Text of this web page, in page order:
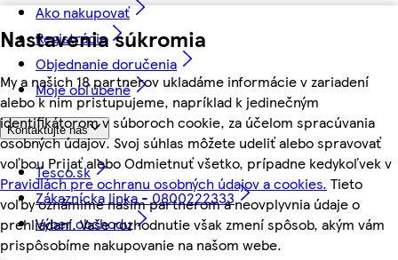
Nastavenia súkromia
My a našich 18 partnerov ukladáme informácie v zariadení
alebo k nim pristupujeme, napríklad k jedinečným
identifikátorom v súboroch cookie, za účelom spracúvania
osobných údajov. Svoj súhlas môžete udeliť alebo spravovať
voľbou Prijať alebo Odmietnuť všetko, prípadne kedykoľvek v
Pravidlách pre ochranu osobných údajov a cookies. Tieto
voľby oznámime našim partnerom a neovplyvnia údaje o
prehliadaní. Vaše rozhodnutie však zmení spôsob, akým vám
prispôsobíme nakupovanie na našom webe.
Ako nakupovať
Registrácia
Objednanie doručenia
Moje obľúbené
Kontaktujte nás
Tesco.sk
Zákaznícka linka - 0800222333
Výber obchodu